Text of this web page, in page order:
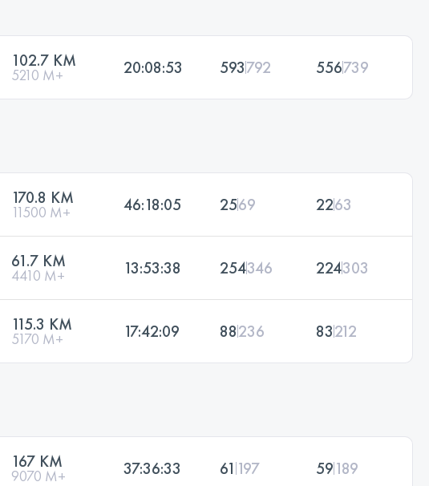
102.7 KM
5210 M+ 20:08:53 593792 556739
170.8 KM
11500 M+ 46:18:05 2569 2263
61.7 KM
4410 M+ 13:53:38 254346 224303
115.3 KM
5170 M+ 17:42:09 88236 83212
167 KM
9070 M+ 37:36:33 61 197 59189